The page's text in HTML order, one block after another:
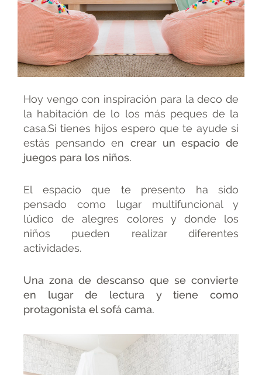
Hoy vengo con inspiración para la deco de
la habitación de lo los más peques de la
casa.Si tienes hijos espero que te ayude si
estás pensando en crear un espacio de
juegos para los niños.
El espacio que te presento ha sido
pensado como lugar multifuncional y
lúdico de alegres colores y donde los
niños pueden realizar diferentes
actividades.
Una zona de descanso que se convierte
en lugar de lectura y tiene como
protagonista el sofá cama.